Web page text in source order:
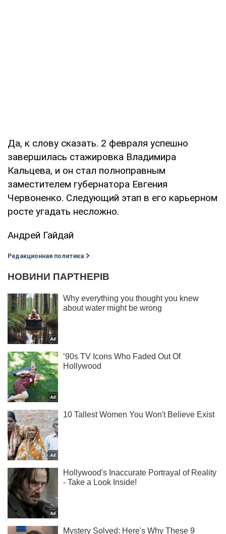
Да, к слову сказать. 2 февраля успешно
завершилась стажировка Владимира
Кальцева, и он стал полноправным
заместителем губернатора Евгения
Червоненко. Следующий этап в его карьерном
росте угадать несложно.
Андрей Гайдай
Редакционная политика